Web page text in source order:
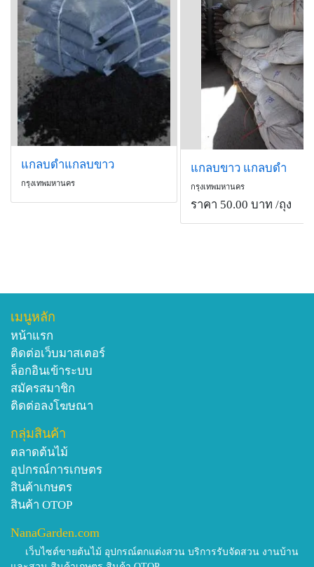
แกลบดำแกลบขาว
กรุงเทพมหานคร
แกลบขาว แกลบดำ
กรุงเทพมหานคร
ราคา 50.00 บาท /ถุง
เมนูหลัก
หน้าแรก
ติดต่อเว็บมาสเตอร์
ล็อกอินเข้าระบบ
สมัครสมาชิก
ติดต่อลงโฆษณา
กลุ่มสินค้า
ตลาดต้นไม้
อุปกรณ์การเกษตร
สินค้าเกษตร
สินค้า OTOP
NanaGarden.com
เว็บไซต์ขายต้นไม้ อุปกรณ์ตกแต่งสวน บริการรับจัดสวน งานบ้าน